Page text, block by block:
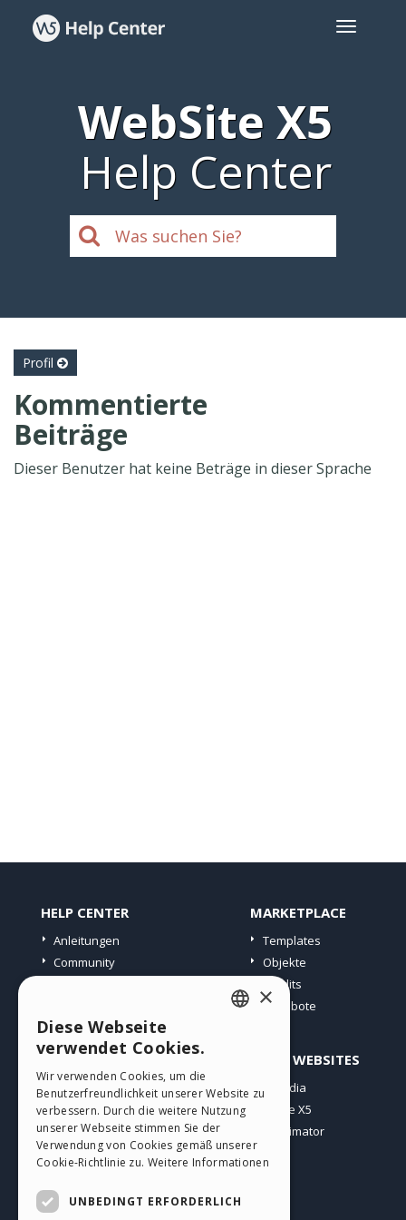
WebSite X5
Help Center
Profil
Kommentierte
Beiträge
Dieser Benutzer hat keine Beträge in dieser Sprache
HELP CENTER
Anleitungen
Community
MARKETPLACE
Templates
Objekte
Credits
Angebote
PROFIL
Meine Beiträge
Meine Lizenz
Download
Webhosting
ANDERE WEBSITES
Incomedia
WebSite X5
WebAnimator
GERMAN
SPANISH
PORTUGUESE
×
Diese Webseite
verwendet Cookies.
Wir verwenden Cookies, um die
Benutzerfreundlichkeit unserer Website zu
verbessern. Durch die weitere Nutzung
unserer Webseite stimmen Sie der
Verwendung von Cookies gemäß unserer
Cookie-Richtlinie zu. Weitere Informationen
UNBEDINGT ERFORDERLICH